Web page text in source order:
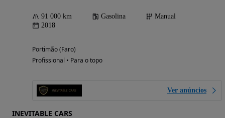
91 000 km Gasolina
Manual
2018
Portimão (Faro)
Profissional • Para o topo
Ver anúncios
INEVITABLE CARS